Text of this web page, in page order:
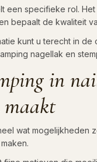
een specifieke rol.
bepaalt de kwaliteit
kunt u terecht in de
nagellak en
in
wat mogelijkheden